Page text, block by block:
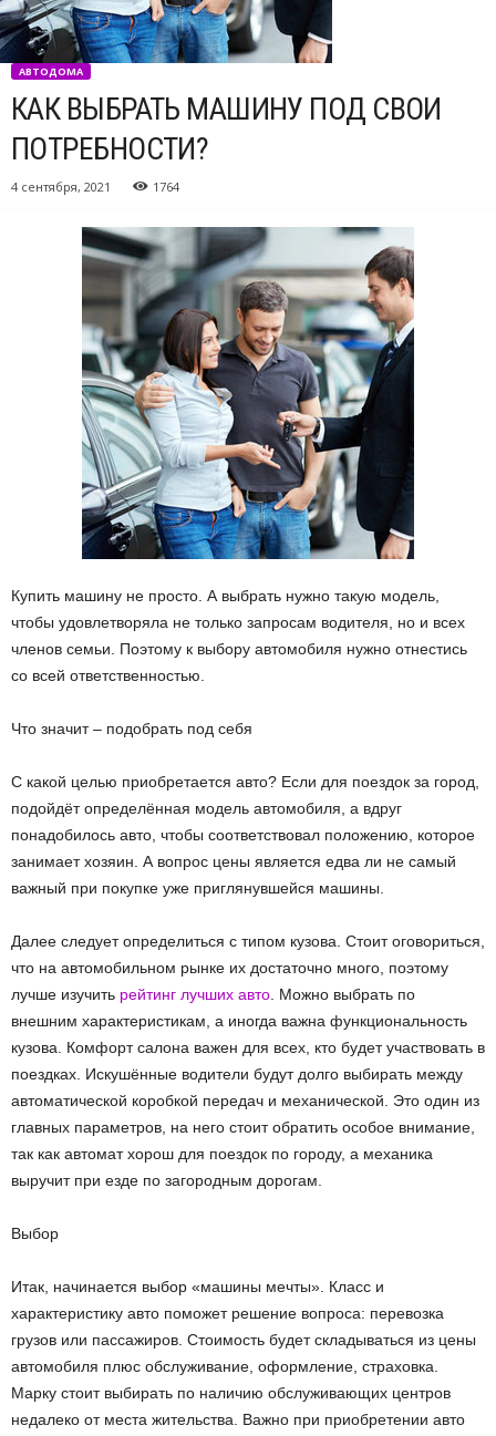
АВТОДОМА
КАК ВЫБРАТЬ МАШИНУ ПОД СВОИ
ПОТРЕБНОСТИ?
4 сентября, 2021 1764
Купить машину не просто. А выбрать нужно такую модель,
чтобы удовлетворяла не только запросам водителя, но и всех
членов семьи. Поэтому к выбору автомобиля нужно отнестись
со всей ответственностью.
Что значит – подобрать под себя
С какой целью приобретается авто? Если для поездок за город,
подойдёт определённая модель автомобиля, а вдруг
понадобилось авто, чтобы соответствовал положению, которое
занимает хозяин. А вопрос цены является едва ли не самый
важный при покупке уже приглянувшейся машины.
Далее следует определиться с типом кузова. Стоит оговориться,
что на автомобильном рынке их достаточно много, поэтому
лучше изучить рейтинг лучших авто . Можно выбрать по
внешним характеристикам, а иногда важна функциональность
кузова. Комфорт салона важен для всех, кто будет участвовать в
поездках. Искушённые водители будут долго выбирать между
автоматической коробкой передач и механической. Это один из
главных параметров, на него стоит обратить особое внимание,
так как автомат хорош для поездок по городу, а механика
выручит при езде по загородным дорогам.
Выбор
Итак, начинается выбор «машины мечты». Класс и
характеристику авто поможет решение вопроса: перевозка
грузов или пассажиров. Стоимость будет складываться из цены
автомобиля плюс обслуживание, оформление, страховка.
Марку стоит выбирать по наличию обслуживающих центров
недалеко от места жительства. Важно при приобретении авто